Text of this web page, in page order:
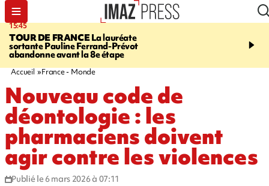
15:45
TOUR DE FRANCELa lauréate
sortante Pauline Ferrand-Prévot
abandonne avant la 8e étape
20:17
routière, concours de
Accueil France - Monde
Nouveau code de
déontologie : les
pharmaciens doivent
agir contre les violences
Publié le 6 mars 2026 à 07:11